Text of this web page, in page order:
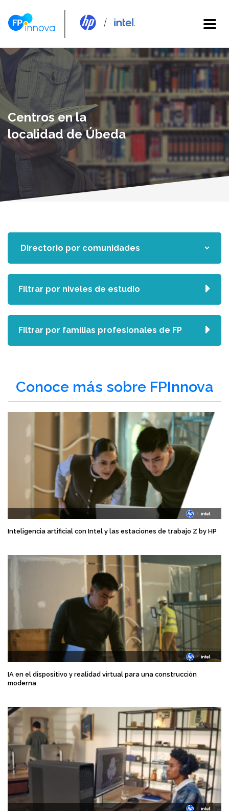
Centros en la
localidad de Úbeda
Conoce más sobre FPInnova
Inteligencia artificial con Intel y las estaciones de trabajo Z by HP
IA en el dispositivo y realidad virtual para una construcción
moderna
Filtrar por niveles de estudio
Filtrar por familias profesionales de FP